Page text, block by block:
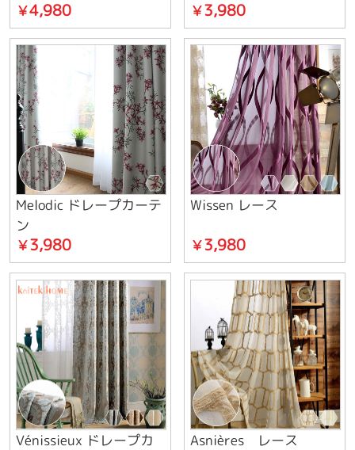
￥4,980 ￥3,980
Melodic ドレープカーテ
ン
￥3,980
Wissen レース
￥3,980
Vénissieux ドレープカ
Asnières レース